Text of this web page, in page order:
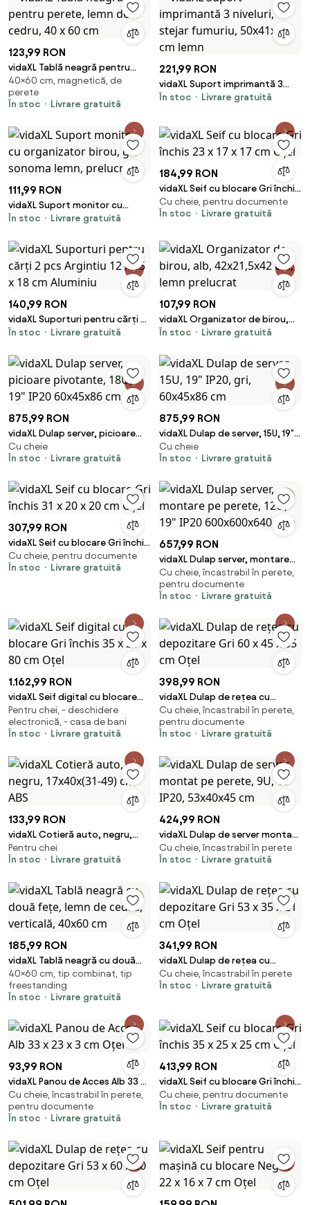
123,99 RON
vidaXL Tablă neagră pentru
perete, lemn de cedru, 40 x 60
cm
40×60 cm, magnetică, de
perete
În stoc
Livrare gratuită
221,99 RON
vidaXL Suport imprimantă 3
niveluri, stejar fumuriu,
În stoc Livrare gratuită
111,99 RON
vidaXL Suport monitor cu
organizator birou, gri sonoma
În stoc Livrare gratuită
184,99 RON
vidaXL Seif cu blocare Gri închis
23 x 17 x 17 cm Oțel
Cu cheie, pentru documente
În stoc
Livrare gratuită
140,99 RON
vidaXL Suporturi pentru cărți 2
pcs Argintiu 12 x 15 x 18 cm
În stoc Livrare gratuită
107,99 RON
vidaXL Organizator de birou,
alb, 42x21,5x42 cm, lemn
În stoc Livrare gratuită
875,99 RON
vidaXL Dulap server, picioare
pivotante, 18U, 19" IP20
60x45x86 cm
Cu cheie
În stoc
Livrare gratuită
875,99 RON
vidaXL Dulap de server, 15U, 19"
IP20, gri, 60x45x86 cm
Cu cheie
În stoc
Livrare gratuită
307,99 RON
vidaXL Seif cu blocare Gri închis
31 x 20 x 20 cm Oțel
Cu cheie, pentru documente
În stoc
Livrare gratuită
657,99 RON
vidaXL Dulap server, montare
pe perete, 12U, 19" IP20
600x600x640 mm
Cu cheie, încastrabil în perete,
pentru documente
În stoc
Livrare gratuită
1.162,99 RON
vidaXL Seif digital cu blocare
Gri închis 35 x 31 x 80 cm Oțel
Pentru chei, - deschidere
electronică, - casa de bani
În stoc
Livrare gratuită
398,99 RON
vidaXL Dulap de rețea cu
depozitare Gri 60 x 45 x 65 cm
Oțel
Cu cheie, încastrabil în perete,
pentru documente
În stoc
Livrare gratuită
133,99 RON
vidaXL Cotieră auto, negru,
17x40x(31-49) cm ABS
Pentru chei
În stoc
Livrare gratuită
424,99 RON
vidaXL Dulap de server montat
pe perete, 9U, 19" IP20,
53x40x45 cm
Cu cheie, încastrabil în perete
În stoc
Livrare gratuită
185,99 RON
vidaXL Tablă neagră cu două
fețe, lemn de cedru, verticală,
40x60 cm
40×60 cm, tip combinat, tip
freestanding
În stoc
Livrare gratuită
341,99 RON
vidaXL Dulap de rețea cu
depozitare Gri 53 x 35 x 21 cm
Oțel
Cu cheie, încastrabil în perete
În stoc
Livrare gratuită
93,99 RON
vidaXL Panou de Acces Alb 33 x
23 x 3 cm Oțel
Cu cheie, încastrabil în perete,
pentru documente
În stoc
Livrare gratuită
413,99 RON
vidaXL Seif cu blocare Gri închis
35 x 25 x 25 cm Oțel
Cu cheie, pentru documente
În stoc
Livrare gratuită